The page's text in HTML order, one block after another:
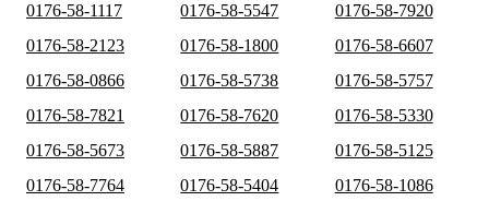
0176-58-1117
0176-58-5547
0176-58-7920
0176-58-2123
0176-58-1800
0176-58-6607
0176-58-0866
0176-58-5738
0176-58-5757
0176-58-7821
0176-58-7620
0176-58-5330
0176-58-5673
0176-58-5887
0176-58-5125
0176-58-7764
0176-58-5404
0176-58-1086